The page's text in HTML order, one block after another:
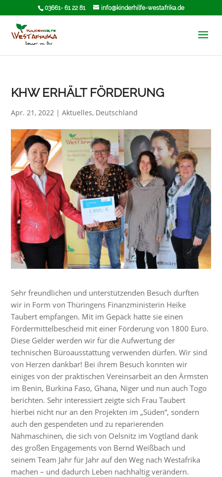
03661- 61 22 81 info@kinderhilfe-westafrika.de
KHW ERHÄLT FÖRDERUNG
Apr. 21, 2022 |Aktuelles, Deutschland
Sehr freundlichen und unterstützenden Besuch durften
wir in Form von Thüringens Finanzministerin Heike
Taubert empfangen. Mit im Gepäck hatte sie einen
Fördermittelbescheid mit einer Förderung von 1800 Euro.
Diese Gelder werden wir für die Aufwertung der
technischen Büroausstattung verwenden dürfen. Wir sind
von Herzen dankbar! Bei ihrem Besuch konnten wir
einiges von der praktischen Vereinsarbeit an den Ärmsten
im Benin, Burkina Faso, Ghana, Niger und nun auch Togo
berichten. Sehr interessiert zeigte sich Frau Taubert
hierbei nicht nur an den Projekten im „Süden“, sondern
auch den gespendeten und zu reparierenden
Nähmaschinen, die sich von Oelsnitz im Vogtland dank
des großen Engagements von Bernd Weißbach und
seinem Team Jahr für Jahr auf den Weg nach Westafrika
machen – und dadurch Leben nachhaltig verändern.